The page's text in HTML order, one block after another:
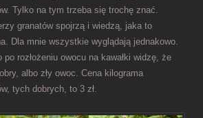
Tylko na tym trzeba się trochę znać.
granatów spojrzą i wiedzą, jaka to
Dla mnie wszystkie wyglądają jednakowo.
po rozłożeniu owocu na kawałki widzę, że
albo zły owoc. Cena kilograma
tych dobrych, to 3 zł.